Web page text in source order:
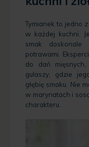
Tymianek to jedno
w każdej kuchni.
smak doskonale
potrawami.
do dań
gulaszy, gdzie
głębię smaku. Nie
w marynatach i
charakteru.